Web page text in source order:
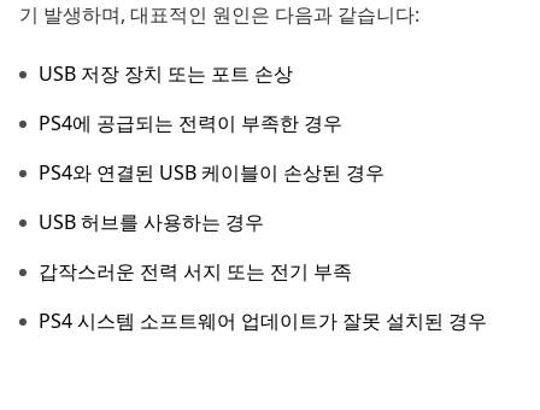
기 발생하며, 대표적인 원인은 다음과 같습니다:
USB 저장 장치 또는 포트 손상
PS4에 공급되는 전력이 부족한 경우
PS4와 연결된 USB 케이블이 손상된 경우
USB 허브를 사용하는 경우
갑작스러운 전력 서지 또는 전기 부족
PS4 시스템 소프트웨어 업데이트가 잘못 설치된 경우